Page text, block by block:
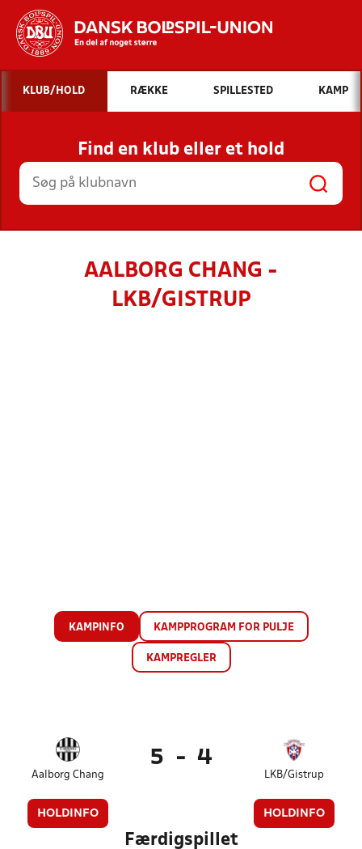
Hvad vil du søge efter?
INDHOLD OG NYHEDER
STILLINGER, RESULTATER, KLUBBER OG
HOLD
KLUB/HOLD RÆKKE SPILLESTED KAMP
Find en klub eller et hold
AALBORG CHANG -
LKB/GISTRUP
KAMPINFO KAMPPROGRAM FOR PULJE
KAMPREGLER
Aalborg Chang
HOLDINFO
5 - 4
LKB/Gistrup
HOLDINFO
Færdigspillet